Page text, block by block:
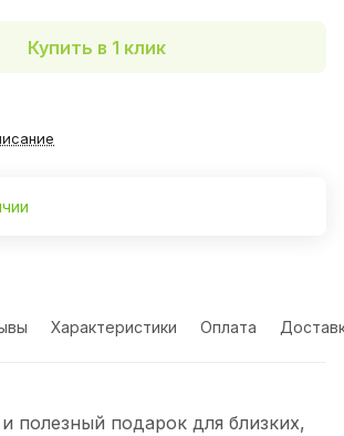
Купить в 1 клик
Характеристики Оплата
полезный подарок для близких,